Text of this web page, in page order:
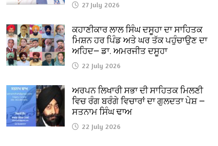
27 July 2026
ਕਹਾਣੀਕਾਰ ਲਾਲ ਸਿੰਘ ਦਸੂਹਾ ਦਾ ਸਾਹਿਤਕ
ਮਿਸ਼ਨ ਹਰ ਪਿੰਡ ਅਤੇ ਘਰ ਤੱਕ ਪਹੁੰਚਾਉਣ ਦਾ
ਅਹਿਦ— ਡਾ. ਅਮਰਜੀਤ ਦਸੂਹਾ
22 July 2026
ਅਰਪਨ ਲਿਖਾਰੀ ਸਭਾ ਦੀ ਸਾਹਿਤਕ ਮਿਲਣੀ
ਵਿਚ ਰੰਗ ਬਰੰਗੇ ਵਿਚਾਰਾਂ ਦਾ ਗੁਲਦਤਾ ਪੇਸ਼ —
ਸਤਨਾਮ ਸਿੰਘ ਢਾਅ
22 July 2026